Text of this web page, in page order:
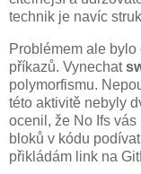
technik je navíc
Problémem ale
příkazů. Vynechat
polymorfismu.
této aktivitě nebyly
ocenil, že No Ifs
bloků v kódu
přikládám link na